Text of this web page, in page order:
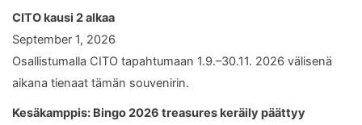
CITO kausi 2 alkaa
September 1, 2026
Osallistumalla CITO tapahtumaan 1.9.–30.11. 2026 välisenä
aikana tienaat tämän souvenirin.
Kesäkamppis: Bingo 2026 treasures keräily päättyy